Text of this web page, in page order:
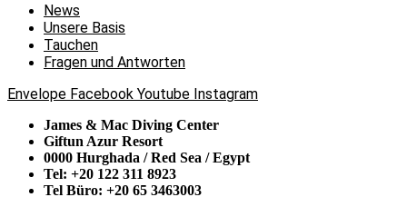
News
Unsere Basis
Tauchen
Fragen und Antworten
Envelope Facebook Youtube Instagram
James & Mac Diving Center
Giftun Azur Resort
0000 Hurghada / Red Sea / Egypt
Tel: +20 122 311 8923
Tel Büro: +20 65 3463003